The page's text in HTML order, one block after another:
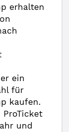
erhalten
ein
für
kaufen.
ProTicket
und